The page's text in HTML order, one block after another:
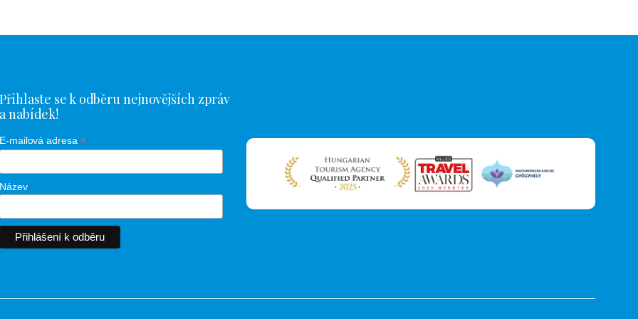
Přihlaste se k odběru nejnovějších zpráv
a nabídek!
E-mailová adresa *
Název